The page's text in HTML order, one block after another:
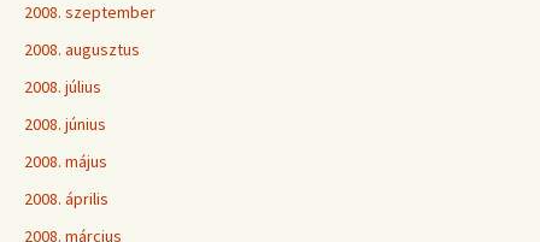
2008. szeptember
2008. augusztus
2008. július
2008. június
2008. május
2008. április
2008. március